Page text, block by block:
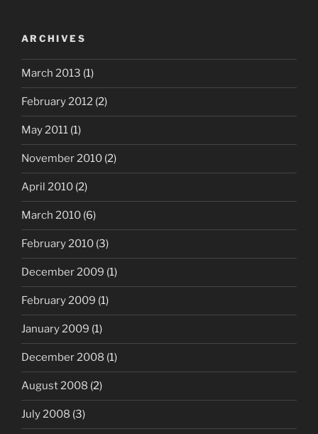
ARCHIVES
March 2013 (1)
February 2012 (2)
May 2011 (1)
November 2010 (2)
April 2010 (2)
March 2010 (6)
February 2010 (3)
December 2009 (1)
February 2009 (1)
January 2009 (1)
December 2008 (1)
August 2008 (2)
July 2008 (3)